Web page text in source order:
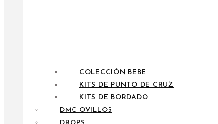
COLECCIÓN BEBE
KITS DE PUNTO DE CRUZ
KITS DE BORDADO
DMC OVILLOS